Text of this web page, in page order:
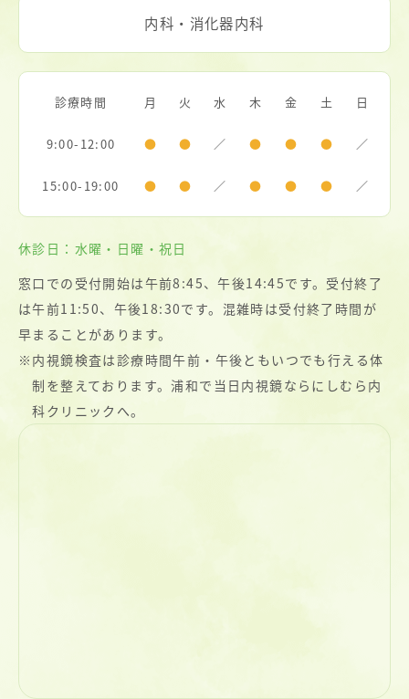
内科・消化器内科
診療時間 月 火 水 木 金 土 日
9:00-12:00 ● ● ／ ● ● ● ／
15:00-19:00 ● ● ／ ● ● ● ／
休診日：水曜・日曜・祝日
窓口での受付開始は午前8:45、午後14:45です。受付終了
は午前11:50、午後18:30です。混雑時は受付終了時間が
早まることがあります。
※ 内視鏡検査は診療時間午前・午後ともいつでも行える体
制を整えております。浦和で当日内視鏡ならにしむら内
科クリニックへ。